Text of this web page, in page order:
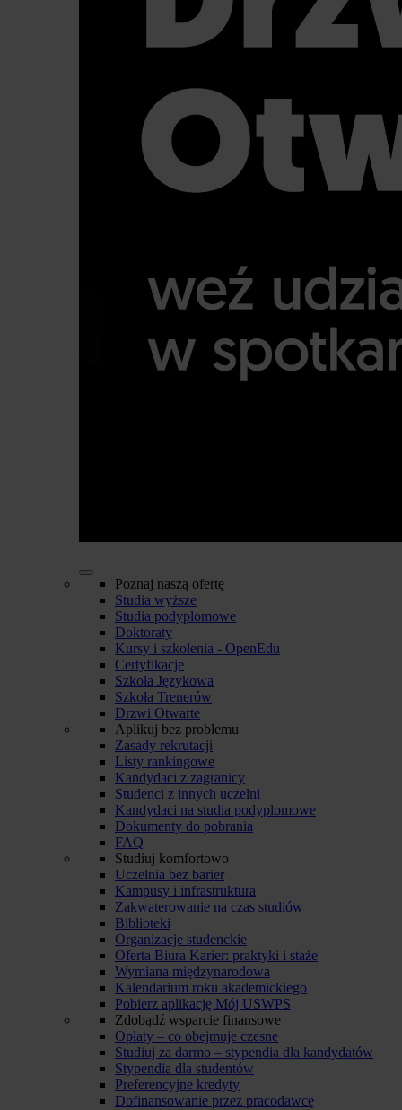
Poznaj naszą ofertę
Studia wyższe
Studia podyplomowe
Doktoraty
Kursy i szkolenia - OpenEdu
Certyfikacje
Szkoła Językowa
Szkoła Trenerów
Drzwi Otwarte
Aplikuj bez problemu
Zasady rekrutacji
Listy rankingowe
Kandydaci z zagranicy
Studenci z innych uczelni
Kandydaci na studia podyplomowe
Dokumenty do pobrania
FAQ
Studiuj komfortowo
Uczelnia bez barier
Kampusy i infrastruktura
Zakwaterowanie na czas studiów
Biblioteki
Organizacje studenckie
Oferta Biura Karier: praktyki i staże
Wymiana międzynarodowa
Kalendarium roku akademickiego
Pobierz aplikację Mój USWPS
Zdobądź wsparcie finansowe
Opłaty – co obejmuje czesne
Studiuj za darmo – stypendia dla kandydatów
Stypendia dla studentów
Preferencyjne kredyty
Dofinansowanie przez pracodawcę